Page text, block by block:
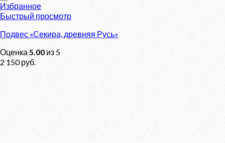
Избранное
Быстрый просмотр
Подвес «Секира, древняя Русь»
Оценка 5.00 из 5
2 150руб.